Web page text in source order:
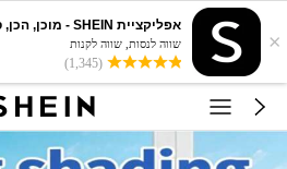
×
אפליקציית SHEIN - מוכן, הכן, סטייל!
שווה לנסות, שווה לקנות
(1,345)